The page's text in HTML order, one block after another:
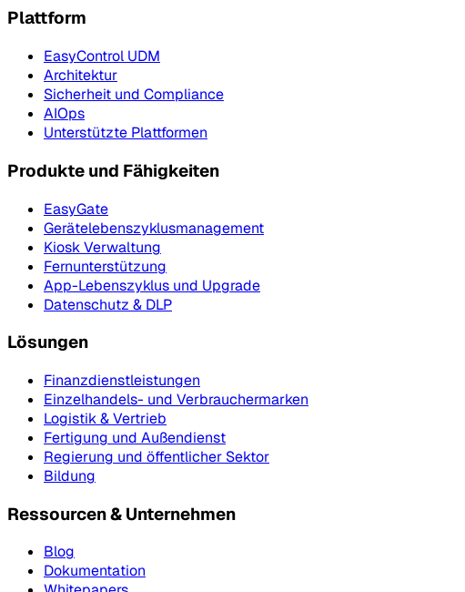
Plattform
EasyControl UDM
Architektur
Sicherheit und Compliance
AIOps
Unterstützte Plattformen
Produkte und Fähigkeiten
EasyGate
Gerätelebenszyklusmanagement
Kiosk Verwaltung
Fernunterstützung
App-Lebenszyklus und Upgrade
Datenschutz & DLP
Lösungen
Finanzdienstleistungen
Einzelhandels- und Verbrauchermarken
Logistik & Vertrieb
Fertigung und Außendienst
Regierung und öffentlicher Sektor
Bildung
Ressourcen & Unternehmen
Blog
Dokumentation